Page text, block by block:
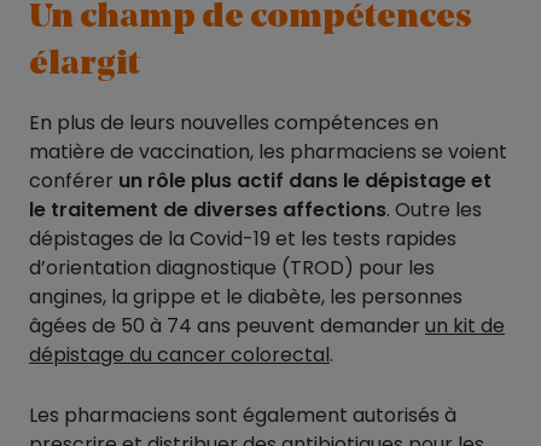
Un champ de compétences
élargit
En plus de leurs nouvelles compétences en
matière de vaccination, les pharmaciens se voient
conférer un rôle plus actif dans le dépistage et
le traitement de diverses affections. Outre les
dépistages de la Covid-19 et les tests rapides
d’orientation diagnostique (TROD) pour les
angines, la grippe et le diabète, les personnes
âgées de 50 à 74 ans peuvent demander un kit de
dépistage du cancer colorectal.
Les pharmaciens sont également autorisés à